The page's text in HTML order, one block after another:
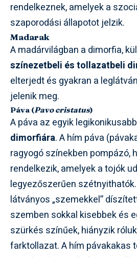
rendelkeznek, amelyek a
szaporodási állapotot jelzik.
Madarak
A madárvilágban a dimorfia,
színezetbeli és tollazatbeli
elterjedt és gyakran a
jelenik meg.
Páva (Pavo cristatus)
A páva az egyik
dimorfiára. A hím páva
ragyogó színekben pompázó,
rendelkezik, amelyek a tojók
legyezőszerűen
látványos „szemekkel”
szemben sokkal kisebbek és
szürkés színűek, hiányzik
farktollazat. A hím pávakakas